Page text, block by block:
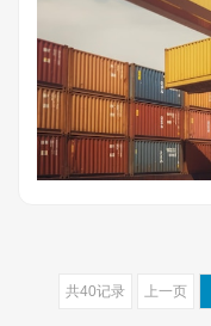
共40记录 上一页